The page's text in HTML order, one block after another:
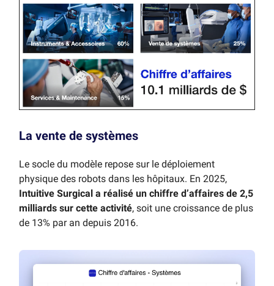
La vente de systèmes
Le socle du modèle repose sur le déploiement
physique des robots dans les hôpitaux. En 2025,
Intuitive Surgical a réalisé un chiffre d’affaires de 2,5
milliards sur cette activité, soit une croissance de plus
de 13% par an depuis 2016.